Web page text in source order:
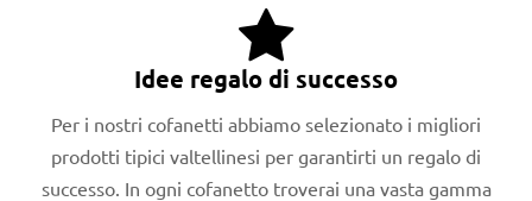
Idee regalo di successo
Per i nostri cofanetti abbiamo selezionato i migliori
prodotti tipici valtellinesi per garantirti un regalo di
successo. In ogni cofanetto troverai una vasta gamma